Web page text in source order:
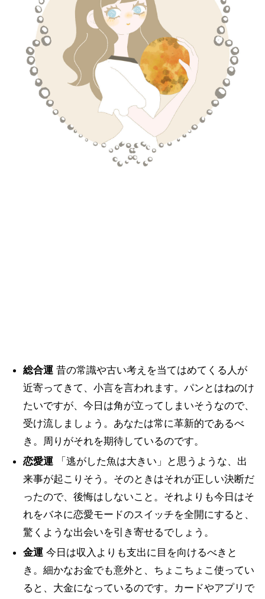
総合運昔の常識や古い考えを当てはめてくる人が
近寄ってきて、小言を言われます。パンとはねのけ
たいですが、今日は角が立ってしまいそうなので、
受け流しましょう。あなたは常に革新的であるべ
き。周りがそれを期待しているのです。
恋愛運「逃がした魚は大きい」と思うような、出
来事が起こりそう。そのときはそれが正しい決断だ
ったので、後悔はしないこと。それよりも今日はそ
れをバネに恋愛モードのスイッチを全開にすると、
驚くような出会いを引き寄せるでしょう。
金運今日は収入よりも支出に目を向けるべきと
き。細かなお金でも意外と、ちょこちょこ使ってい
ると、大金になっているのです。カードやアプリで